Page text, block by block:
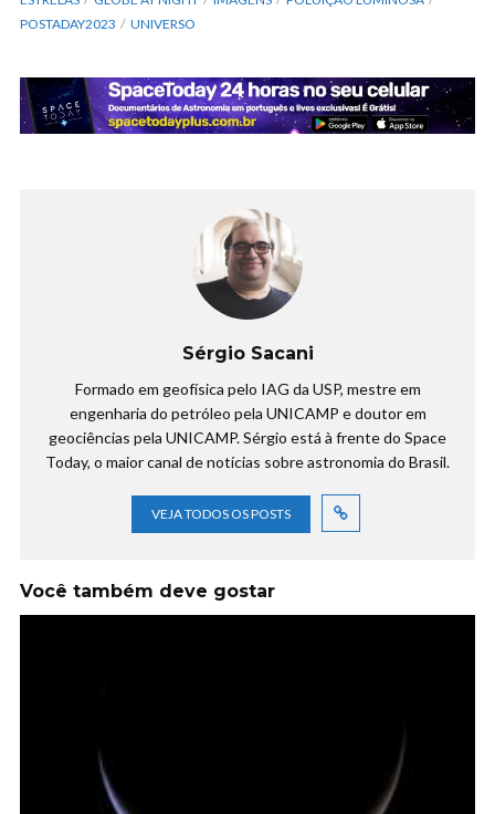
POSTADAY2023
UNIVERSO
Sérgio Sacani
Formado em geofísica pelo IAG da USP, mestre em
engenharia do petróleo pela UNICAMP e doutor em
geociências pela UNICAMP. Sérgio está à frente do Space
Today, o maior canal de notícias sobre astronomia do Brasil.
VEJA TODOS OS POSTS
Você também deve gostar